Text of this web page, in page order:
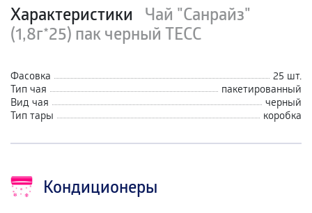
Характеристики
Чай "Санрайз"
(1,8г*25) пак черный ТЕСС
Фасовка
25 шт.
Тип чая
пакетированный
Вид чая
черный
Тип тары
коробка
Кондиционеры